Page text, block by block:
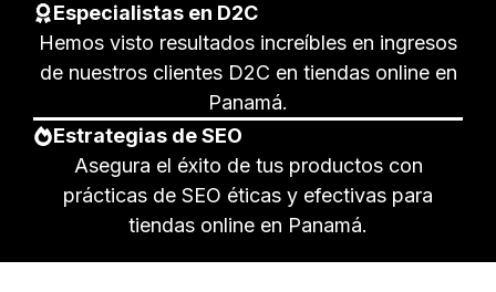
Especialistas en D2C
Hemos visto resultados increíbles en ingresos
de nuestros clientes D2C en tiendas online en
Panamá.
Estrategias de SEO
Asegura el éxito de tus productos con
prácticas de SEO éticas y efectivas para
tiendas online en Panamá.